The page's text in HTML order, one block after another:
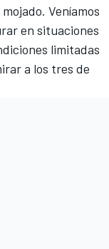
Veníamos
en situaciones
limitadas
a los tres de